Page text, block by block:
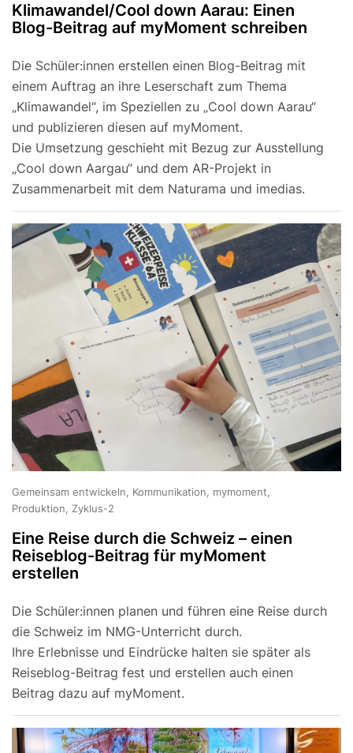
Klimawandel/Cool down Aarau: Einen
Blog-Beitrag auf myMoment schreiben
Die Schüler:innen erstellen einen Blog-Beitrag mit
einem Auftrag an ihre Leserschaft zum Thema
„Klimawandel“, im Speziellen zu „Cool down Aarau“
und publizieren diesen auf myMoment.
Die Umsetzung geschieht mit Bezug zur Ausstellung
„Cool down Aargau“ und dem AR-Projekt in
Zusammenarbeit mit dem Naturama und imedias.
Gemeinsam entwickeln, Kommunikation, mymoment,
Produktion, Zyklus-2
Eine Reise durch die Schweiz – einen
Reiseblog-Beitrag für myMoment
erstellen
Die Schüler:innen planen und führen eine Reise durch
die Schweiz im NMG-Unterricht durch.
Ihre Erlebnisse und Eindrücke halten sie später als
Reiseblog-Beitrag fest und erstellen auch einen
Beitrag dazu auf myMoment.